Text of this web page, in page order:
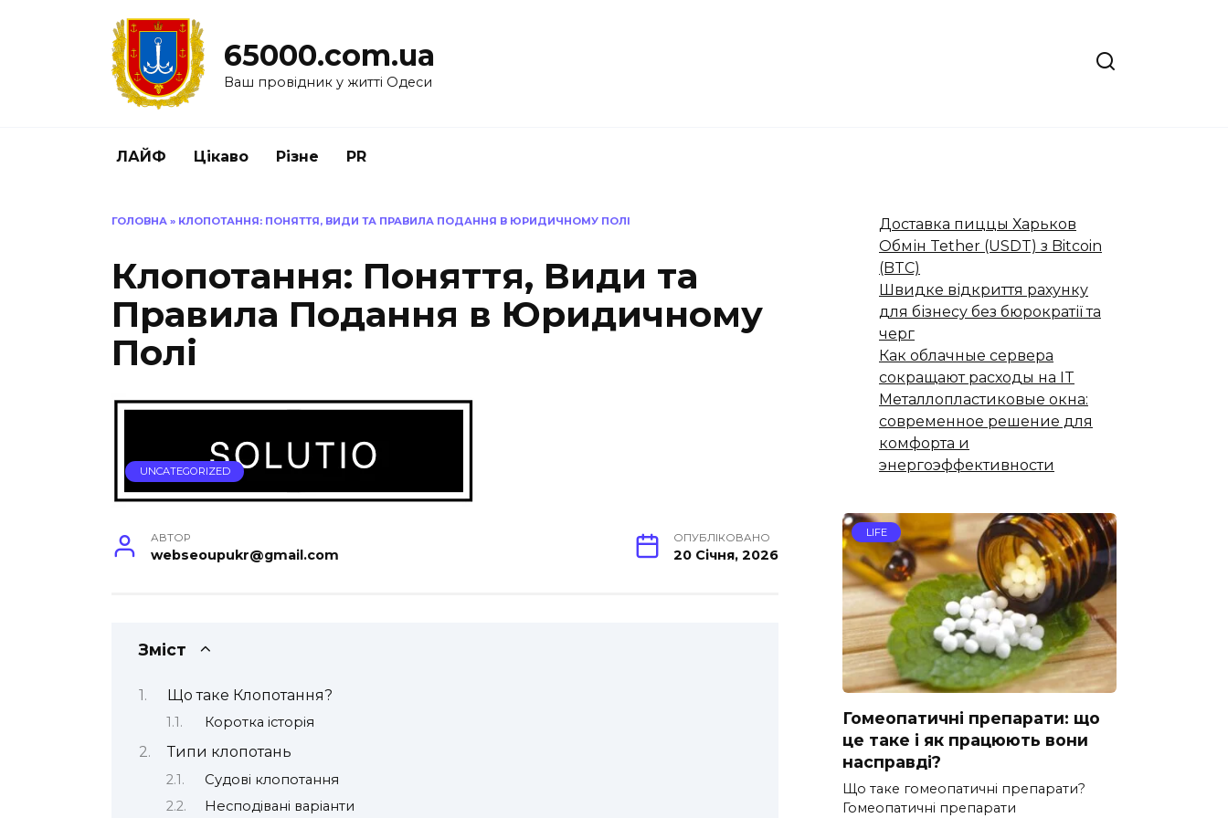
65000.com.ua
Ваш провідник у житті Одеси
ЛАЙФ Цікаво Різне PR
ГОЛОВНА » КЛОПОТАННЯ: ПОНЯТТЯ, ВИДИ ТА ПРАВИЛА ПОДАННЯ В ЮРИДИЧНОМУ ПОЛІ
Клопотання: Поняття, Види та
Правила Подання в Юридичному
Полі
UNCATEGORIZED
АВТОР
webseoupukr@gmail.com
ОПУБЛІКОВАНО
20 Січня, 2026
Зміст
Що таке Клопотання?
Коротка історія
Типи клопотань
Судові клопотання
Несподівані варіанти
Доставка пиццы Харьков
Обмін Tether (USDT) з Bitcoin
(BTC)
Швидке відкриття рахунку
для бізнесу без бюрократії та
черг
Как облачные сервера
сокращают расходы на IT
Металлопластиковые окна:
современное решение для
комфорта и
энергоэффективности
LIFE
Гомеопатичні препарати: що
це таке і як працюють вони
насправді?
Що таке гомеопатичні препарати?
Гомеопатичні препарати